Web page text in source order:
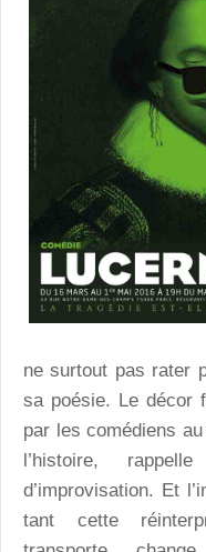
ne surtout pas rater
sa poésie. Le décor
par les comédiens
l’histoire,
d’improvisation. Et
tant cette